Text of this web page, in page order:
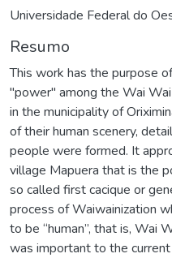
Universidade Federal do
Resumo
This work has the purpose
"power" among the Wai
in the municipality of
of their human scenery,
people were formed. It
village Mapuera that is the
so called first cacique or
process of Waiwainization
to be “human”, that is, Wai
was important to the